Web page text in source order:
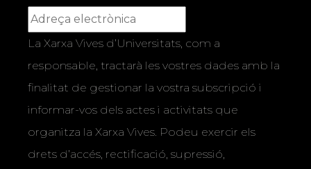
La Xarxa Vives d’Universitats, com a
responsable, tractarà les vostres dades amb la
finalitat de gestionar la vostra subscripció i
informar-vos dels actes i activitats que
organitza la Xarxa Vives. Podeu exercir els
drets d’accés, rectificació, supressió,